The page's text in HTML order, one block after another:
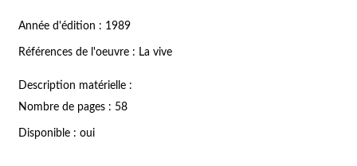
Année d'édition : 1989
Références de l'oeuvre : La vive
Description matérielle :
Nombre de pages : 58
Disponible : oui